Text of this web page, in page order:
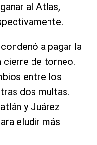
al Atlas,
a pagar la
cierre de torneo.
entre los
dos multas.
y Juárez
eludir más